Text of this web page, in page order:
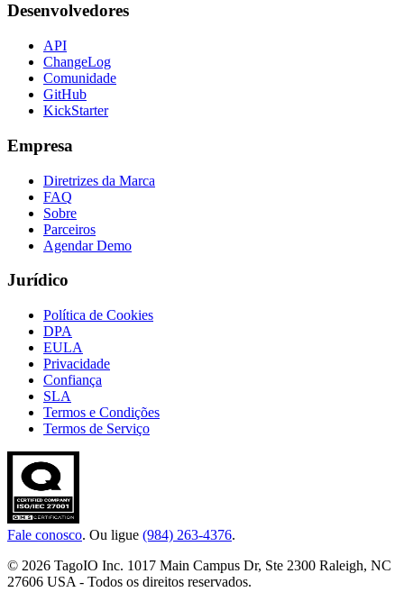
Desenvolvedores
API
ChangeLog
Comunidade
GitHub
KickStarter
Empresa
Diretrizes da Marca
FAQ
Sobre
Parceiros
Agendar Demo
Jurídico
Política de Cookies
DPA
EULA
Privacidade
Confiança
SLA
Termos e Condições
Termos de Serviço
Fale conosco. Ou ligue (984) 263-4376.
© 2026 TagoIO Inc. 1017 Main Campus Dr, Ste 2300 Raleigh, NC
27606 USA - Todos os direitos reservados.